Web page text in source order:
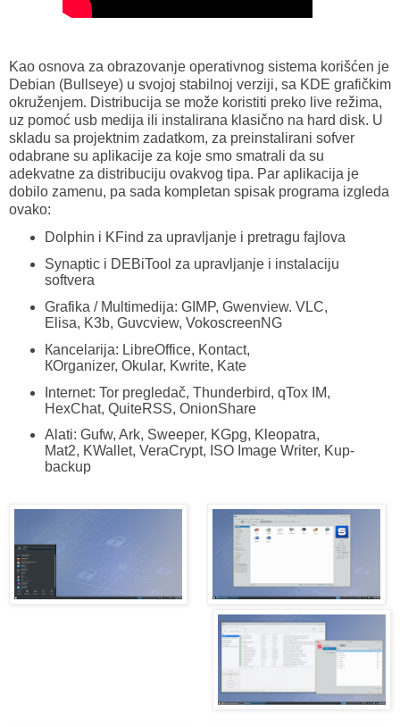
Kao osnova za obrazovanje operativnog sistema korišćen je
Debian (Bullseye) u svojoj stabilnoj verziji, sa KDE grafičkim
okruženjem. Distribucija se može koristiti preko live režima,
uz pomoć usb medija ili instalirana klasično na hard disk. U
skladu sa projektnim zadatkom, za preinstalirani sofver
odabrane su aplikacije za koje smo smatrali da su
adekvatne za distribuciju ovakvog tipa. Par aplikacija je
dobilo zamenu, pa sada kompletan spisak programa izgleda
ovako:
Dolphin i KFind za upravljanje i pretragu fajlova
Synaptic i DEBiTool za upravljanje i instalaciju
softvera
Grafika / Multimedija: GIMP, Gwenview. VLC,
Elisa, K3b, Guvcview, VokoscreenNG
Кancelarija: LibreOffice, Kontact,
КOrganizer, Okular, Kwrite, Kate
Internet: Tor pregledač, Thunderbird, qTox IM,
HexChat, QuiteRSS, OnionShare
Alati: Gufw, Ark, Sweeper, KGpg, Kleopatra,
Mat2, KWallet, VeraCrypt, ISO Image Writer, Kup-
backup